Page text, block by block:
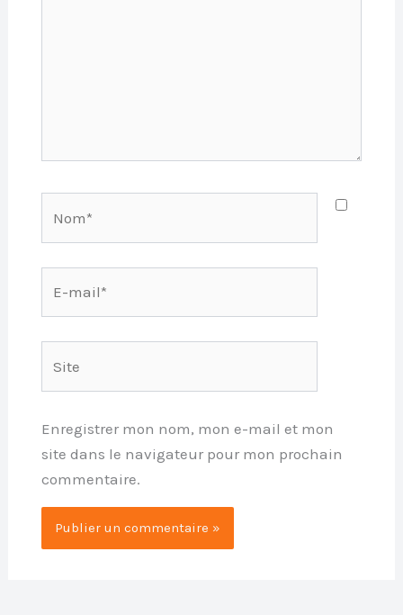
Enregistrer mon nom, mon e-mail et mon
site dans le navigateur pour mon prochain
commentaire.